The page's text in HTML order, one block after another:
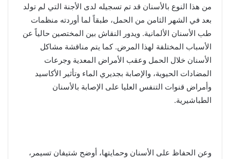
من هذا النوع بالأسنان قد تم تسجيله لدى الأجنة التي لم تولد
بعد في الشهر الثامن من الحمل، طبقاً لما أوردته منظمات
طب الأسنان الألمانية. ويدور النقاش بين المختصين حالياً عن
الأسباب المختلفة لهذا المرض. كما يتم مناقشة مشاكل
الأسنان خلال الحمل وعقب الأمراض المعدية وجرعات
المضادات الحيوية، والإصابة بجديري الماء وتأثير الأكاسيد
وأمراض قنوات التنفس العليا على الإصابة بالأسنان
الطباشيرية.
وعن الحفاظ على الأسنان وحمايتها، أوضح شتيفان تسيمر،